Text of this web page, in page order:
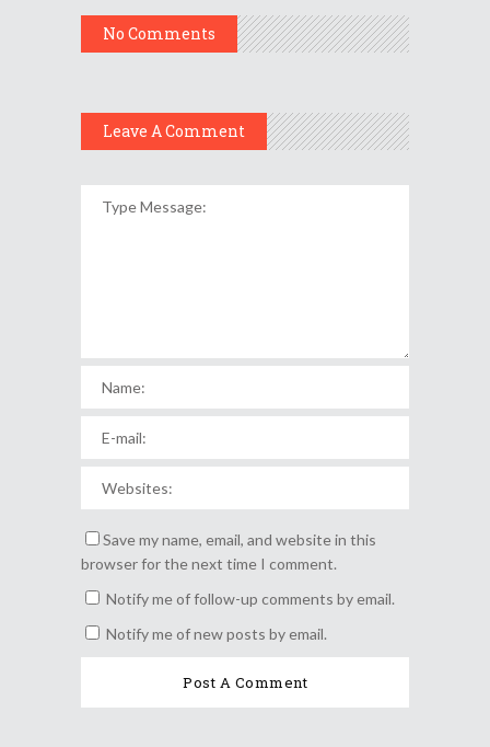
No Comments
Leave A Comment
Save my name, email, and website in this
browser for the next time I comment.
Notify me of follow-up comments by email.
Notify me of new posts by email.